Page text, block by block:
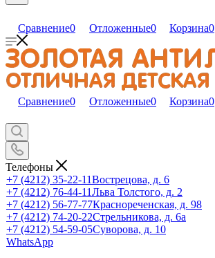
Сравнение0 Отложенные0 Корзина0
Сравнение0 Отложенные0 Корзина0
Телефоны
+7 (4212) 35-22-11Вострецова, д. 6
+7 (4212) 76-44-11Льва Толстого, д. 2
+7 (4212) 56-77-77Краснореченская, д. 98
+7 (4212) 74-20-22Стрельникова, д. 6а
+7 (4212) 54-59-05Суворова, д. 10
WhatsApp